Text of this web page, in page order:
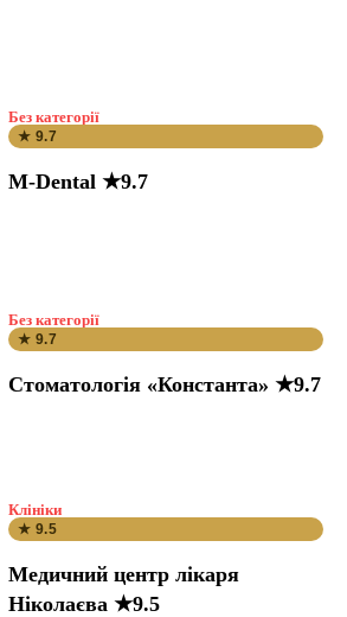
Без категорії
★ 9.7
M-Dental ★9.7
Без категорії
★ 9.7
Стоматологія «Константа» ★9.7
Клініки
★ 9.5
Медичний центр лікаря
Ніколаєва ★9.5